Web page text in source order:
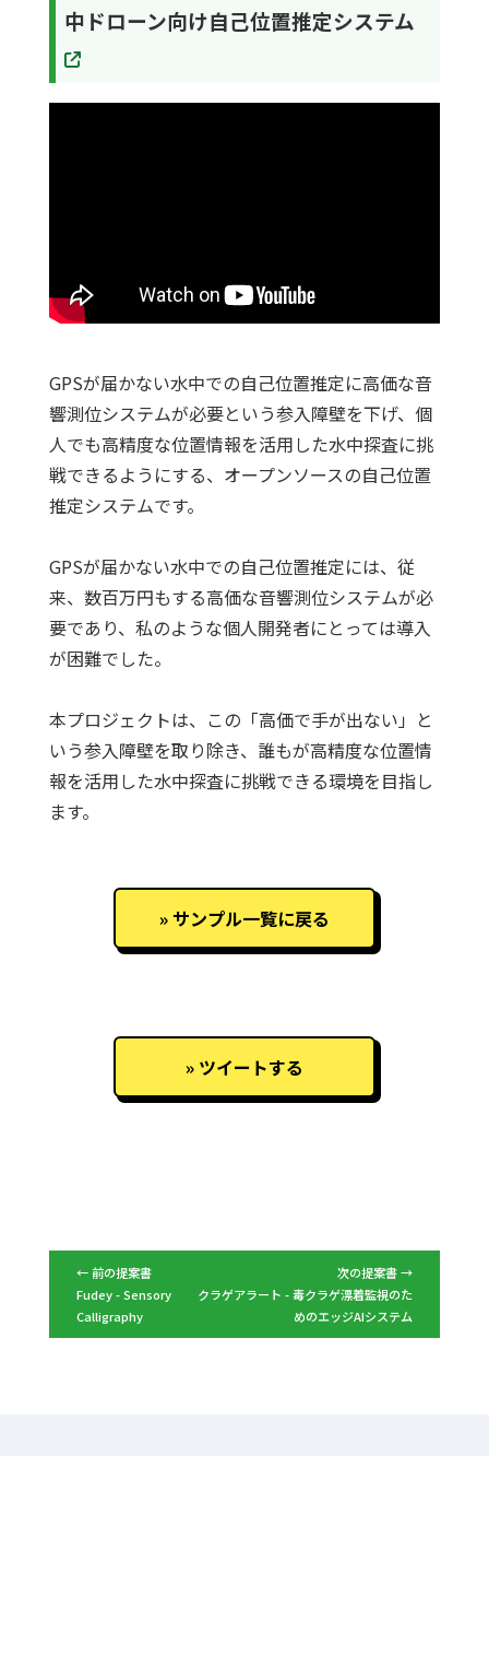
中ドローン向け自己位置推定システム
GPSが届かない水中での自己位置推定に高価な音
響測位システムが必要という参入障壁を下げ、個
人でも高精度な位置情報を活用した水中探査に挑
戦できるようにする、オープンソースの自己位置
推定システムです。
GPSが届かない水中での自己位置推定には、従
来、数百万円もする高価な音響測位システムが必
要であり、私のような個人開発者にとっては導入
が困難でした。
本プロジェクトは、この「高価で手が出ない」と
いう参入障壁を取り除き、誰もが高精度な位置情
報を活用した水中探査に挑戦できる環境を目指し
ます。
サンプル一覧に戻る
ツイートする
← 前の提案書
Fudey - Sensory
Calligraphy
次の提案書 →
クラゲアラート - 毒クラゲ漂着監視のた
めのエッジAIシステム